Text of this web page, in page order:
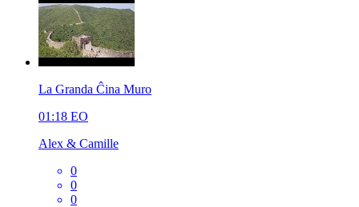
La Granda Ĉina Muro
01:18 EO
Alex & Camille
0
0
0